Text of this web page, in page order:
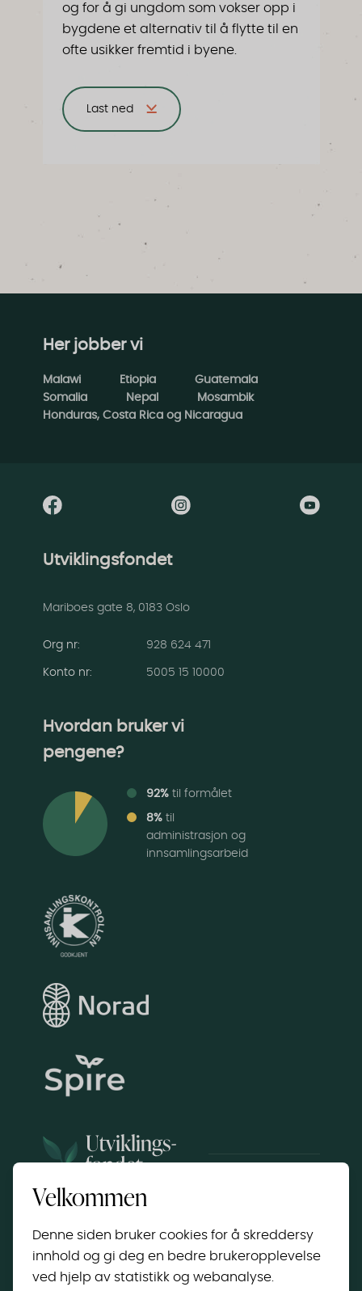
Velkommen
Denne siden bruker cookies for å skreddersy
innhold og gi deg en bedre brukeropplevelse
ved hjelp av statistikk og webanalyse.
og for å gi ungdom som vokser opp i
bygdene et alternativ til å flytte til en
ofte usikker fremtid i byene.
Last ned
Her jobber vi
Malawi Etiopia
Guatemala
Somalia
Nepal
Mosambik
Honduras, Costa Rica og Nicaragua
Utviklingsfondet
Mariboes gate 8, 0183 Oslo
Org nr: 928 624 471
Konto nr: 5005 15 10000
Hvordan bruker vi
pengene?
92% til formålet
8% til
administrasjon og
innsamlingsarbeid
Reserved